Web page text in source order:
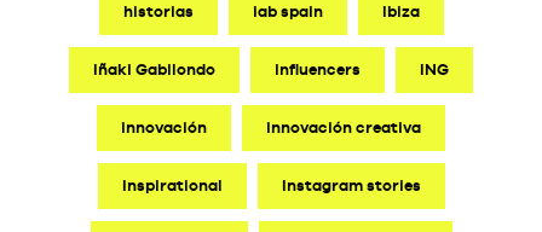
historias iab spain Ibiza
Iñaki Gabilondo influencers ING
innovación innovación creativa
Inspirational Instagram stories